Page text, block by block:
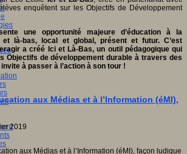
enquêtent sur les Objectifs de Développement
une opportunité majeure d’éducation à la
là-bas, local et global, présent et futur. C’est
a créé Ici et Là-Bas, un outil pédagogique qui
Objectifs de développement durable à travers des
à passer à l’action à son tour !
aux Médias et à l’Information (éMI),
2019